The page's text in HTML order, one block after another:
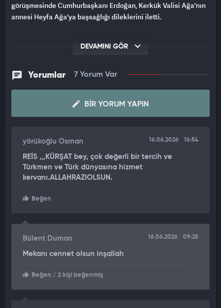
görüşmesinde Cumhurbaşkanı Erdoğan, Kerkük Valisi Ağa'nın
annesi Heyfa Ağa'ya başsağlığı dileklerini iletti.
sabırlar versin. Mekanı cennet olsun. Kerkük'e selam. Rabbim
kullandı.
Anne Heyfa Ağa da Cumhurbaşkanı Erdoğan'a teşekkürlerini
ileterek, "Allah sizden razı olsun. Ömrünüz uzun olsun. Siz, bizim
babamızsınız. Ellerinizden öperim. Allah'a emanet olun
Havalimanı'ndan Kerkük'e uğurlanması törenine Zorlu'nun yanı
sıra AK Parti Dış İlişkilerden Sorumlu Genel Başkan Yardımcısı
Zafer Sırakaya, TBMM Dışişleri Komisyonu Başkanı ve AK Parti
Ankara Milletvekili Fuat Oktay ve Ankara Milletvekili Osman
Cumhurbaşkanı Erdoğan, geçen hafta sonu Kerkük Valisi
Mehmet Seman Ağa'yı Dolmabahçe Çalışma Ofisi'nde kabul
etmiş, Vali Ağa, görüşmede 102 yıl sonra yeniden bir Türkmen
teşekkürlerini iletmişti.
DEVAMINI GÖR
Yorumlar 7 Yorum Var
BIR YORUM YAPIN
yörükoğlu Osman 16.06.2026 16:54
REİS ,,,KÜRŞAT bey, çok değerli bir tercih ve
Türkmen ve Türk dünyasına hizmet
kervanı.ALLAHRAZIOLSUN.
Beğen
Bülent Duman 16.06.2026 09:28
Mekanı cennet olsun inşallah
Beğen / 2 kişi beğenmiş